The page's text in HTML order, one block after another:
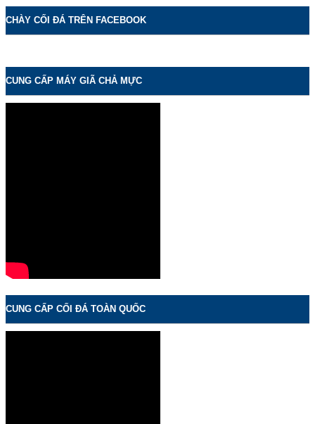
CHÀY CỐI ĐÁ TRÊN FACEBOOK
CUNG CẤP MÁY GIÃ CHẢ MỰC
CUNG CẤP CỐI ĐÁ TOÀN QUỐC